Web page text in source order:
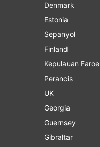
Denmark
Estonia
Sepanyol
Finland
Kepulauan Faroe
Perancis
UK
Georgia
Guernsey
Gibraltar